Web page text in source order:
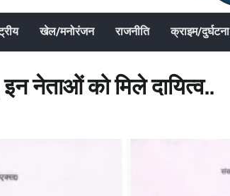
खेल/मनोरंजन राजनीति क्राइम/दुर्घटना
नेताओं को मिले दायित्व..